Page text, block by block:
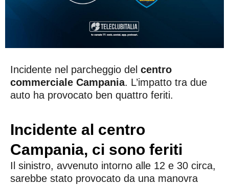
Incidente nel parcheggio del centro
commerciale Campania. L’impatto tra due
auto ha provocato ben quattro feriti.
Incidente al centro
Campania, ci sono feriti
Il sinistro, avvenuto intorno alle 12 e 30 circa,
sarebbe stato provocato da una manovra